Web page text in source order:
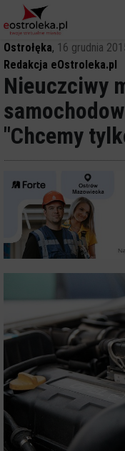
Ostrołęka, 16 grudnia
Redakcja eOstroleka.pl
Nieuczciwy
"Chcemy